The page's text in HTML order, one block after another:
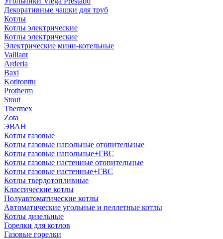
Декоративные чашки для труб
Котлы
Котлы электрические
Котлы электрические
Электрические мини-котельные
Vaillant
Arderia
Baxi
Kotitonttu
Protherm
Stout
Thermex
Zota
ЭВАН
Котлы газовые
Котлы газовые напольные отопительные
Котлы газовые напольные+ГВС
Котлы газовые настенные отопительные
Котлы газовые настенные+ГВС
Котлы твердотопливные
Классические котлы
Полуавтоматические котлы
Автоматические угольные и пеллетные котлы
Котлы дизельные
Горелки для котлов
Газовые горелки